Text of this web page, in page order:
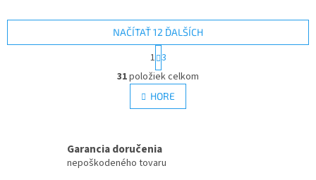
O
v
l
á
c
i
NAČÍTAŤ 12 ĎALŠÍCH
t
r
á
n
k
a
n
i
1 3
31položiek celkom
HORE
Garancia doručenia
nepoškodeného tovaru